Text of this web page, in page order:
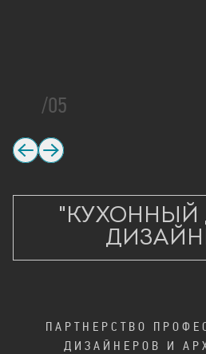
/05
"КУХОННЫЙ
ПАРТНЕРСТВО
ДИЗАЙНЕРОВ И